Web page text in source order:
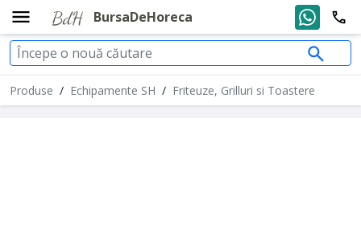
BursaDeHoreca
Produse / Echipamente SH / Friteuze, Grilluri si Toastere